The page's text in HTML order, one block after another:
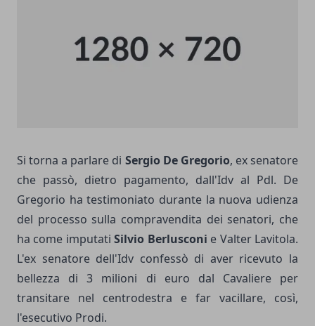
Si torna a parlare di Sergio De Gregorio, ex senatore
che passò, dietro pagamento, dall'Idv al Pdl. De
Gregorio ha testimoniato durante la nuova udienza
del processo sulla compravendita dei senatori, che
ha come imputatiSilvio Berlusconi e Valter Lavitola.
L'ex senatore dell'Idv confessò di aver ricevuto la
bellezza di 3 milioni di euro dal Cavaliere per
transitare nel centrodestra e far vacillare, così,
l'esecutivo Prodi.